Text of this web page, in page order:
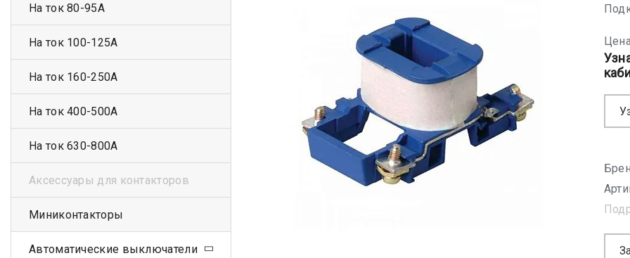
На ток 80-95А
На ток 100-125А
На ток 160-250А
На ток 400-500А
На ток 630-800А
Аксессуары для контакторов
Миниконтакторы
Автоматические выключатели